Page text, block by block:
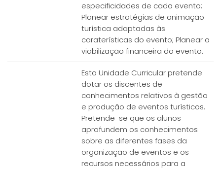
especificidades de cada evento;
Planear estratégias de animação
turística adaptadas às
caraterísticas do evento; Planear a
viabilização financeira do evento.
Esta Unidade Curricular pretende
dotar os discentes de
conhecimentos relativos à gestão
e produção de eventos turísticos.
Pretende-se que os alunos
aprofundem os conhecimentos
sobre as diferentes fases da
organização de eventos e os
recursos necessários para a